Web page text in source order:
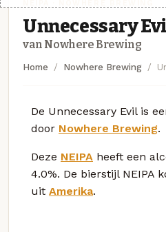
Unnecessary
van Nowhere Brewing
Home Nowhere Brewing
De Unnecessary Evil is
door Nowhere Brewing.
Deze NEIPA heeft een
4.0%. De bierstijl NEIPA
uit Amerika.